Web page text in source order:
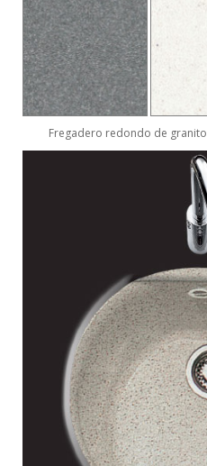
Fregadero redondo de granito